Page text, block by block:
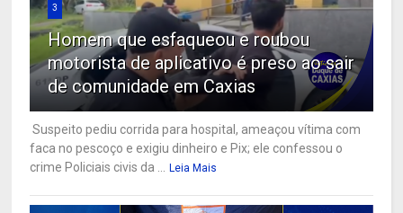
3
Homem que esfaqueou e roubou
motorista de aplicativo é preso ao sair
de comunidade em Caxias
Suspeito pediu corrida para hospital, ameaçou vítima com
faca no pescoço e exigiu dinheiro e Pix; ele confessou o
crime Policiais civis da ... Leia Mais